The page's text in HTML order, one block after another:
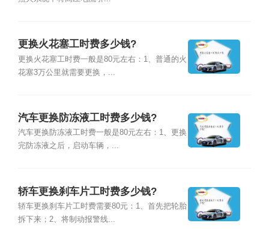
更换火花塞工时费多少钱?
更换火花塞工时费一般是80元左右：1、普通的火
花塞3万公里就需要更换，...
汽车更换防冻液工时费多少钱?
汽车更换防冻液工时费一般是80元左右：1、更换
完防冻液之后，启动车辆，...
轿车更换刹车片工时费多少钱?
轿车更换刹车片工时费需要80元：1、首先把轮胎
拆下来；2、将制动报警线...